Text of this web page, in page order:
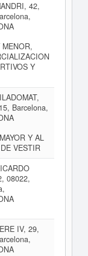
42,
Y
Barcelona,
Y AL
VESTIR
08022,
IV, 29,